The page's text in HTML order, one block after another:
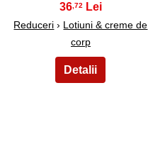
36,72
Reduceri › Lotiuni & creme de
corp